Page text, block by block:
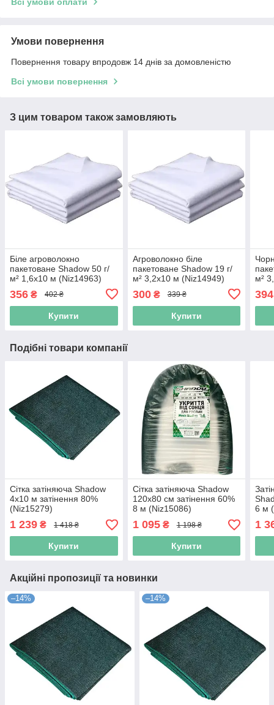
Всі умови оплати
Умови повернення
Повернення товару впродовж 14 днів за домовленістю
Всі умови повернення
З цим товаром також замовляють
Біле агроволокно
пакетоване Shadow 50 г/
м² 1,6x10 м (Niz14963)
356 ₴ 402 ₴
Купити
Агроволокно біле
пакетоване Shadow 19 г/
м² 3,2x10 м (Niz14949)
300₴ 339 ₴
Купити
м²
394
Подібні товари компанії
Сітка затіняюча Shadow
4х10 м затінення 80%
(Niz15279)
1 239 ₴ 1 418 ₴
Купити
Сітка затіняюча Shadow
120х80 см затінення 60%
8 м (Niz15086)
1 095₴ 1 198 ₴
Купити
6 м
1
Акційні пропозиції та новинки
–14% –14%